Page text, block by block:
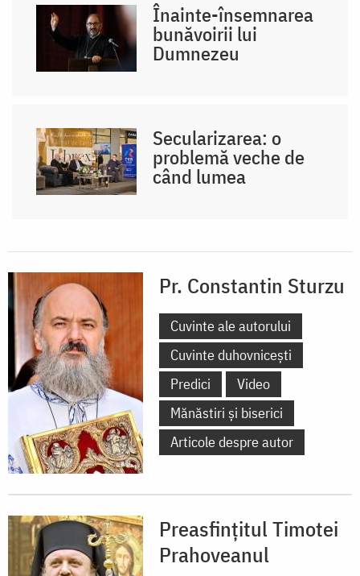
Înainte-însemnarea
bunăvoirii lui
Dumnezeu
Secularizarea: o
problemă veche de
când lumea
Pr. Constantin Sturzu
Cuvinte ale autorului
Cuvinte duhovnicești
Predici
Video
Mănăstiri și biserici
Articole despre autor
Preasfințitul Timotei
Prahoveanul